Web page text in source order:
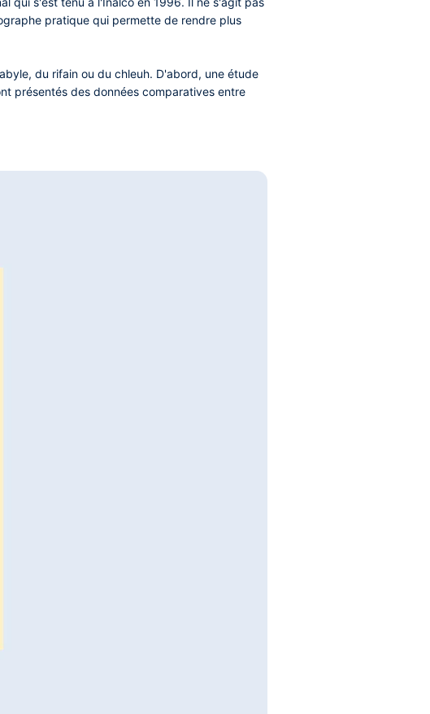
pratique qui permette de rendre plus
du rifain ou du chleuh. D'abord, une étude
présentés des données comparatives entre